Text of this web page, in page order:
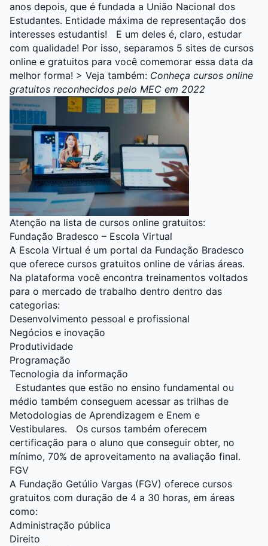
anos depois, que é fundada a União Nacional dos
Estudantes. Entidade máxima de representação dos
interesses estudantis!
E um deles é, claro, estudar
com qualidade! Por isso, separamos 5 sites de cursos
online e gratuitos para você comemorar essa data da
melhor forma! > Veja também: Conheça cursos online
gratuitos reconhecidos pelo MEC em 2022
Atenção na lista de cursos online gratuitos:
Fundação Bradesco – Escola Virtual
A Escola Virtual é um portal da Fundação Bradesco
que oferece cursos gratuitos online de várias áreas.
Na plataforma você encontra treinamentos voltados
para o mercado de trabalho dentro dentro das
categorias:
Desenvolvimento pessoal e profissional
Negócios e inovação
Produtividade
Programação
Tecnologia da informação
Estudantes que estão no ensino fundamental ou
médio também conseguem acessar as trilhas de
Metodologias de Aprendizagem e Enem e
Vestibulares.
Os cursos também oferecem
certificação para o aluno que conseguir obter, no
mínimo, 70% de aproveitamento na avaliação final.
FGV
A Fundação Getúlio Vargas (FGV) oferece cursos
gratuitos com duração de 4 a 30 horas, em áreas
como:
Administração pública
Direito